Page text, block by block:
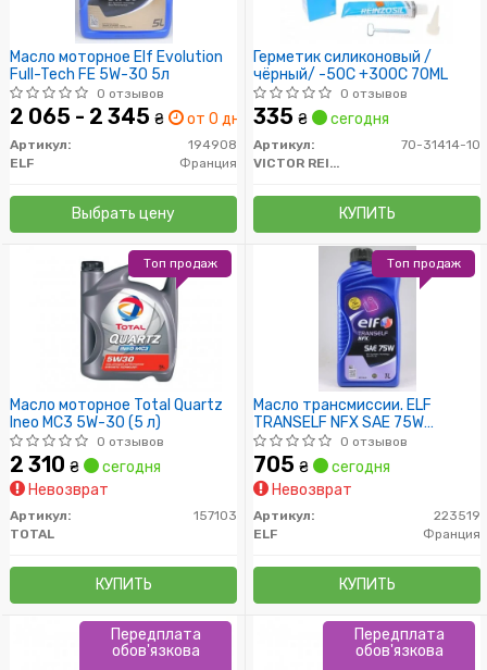
Масло моторное Elf Evolution
Full-Tech FE 5W-30 5л
0 отзывов
2 065 - 2 345 ₴ от 0 дн.
Артикул:
194908
ELF
Франция
Выбрать цену
Герметик силиконовый /
чёрный/ -50C +300C 70ML
0 отзывов
335 ₴ сегодня
Артикул:
70-31414-10
VICTOR REINZ
КУПИТЬ
Масло моторное Total Quartz
Ineo MC3 5W-30 (5 л)
0 отзывов
2 310 ₴
сегодня
Невозврат
Артикул:
157103
TOTAL
КУПИТЬ
Топ продаж
Масло трансмиссии. ELF
TRANSELF NFX SAE 75W
(Канистра 1л)0 отзывов
705 ₴
сегодня
Невозврат
Артикул:
223519
ELF
Франция
КУПИТЬ
Топ продаж
Передплата
обов'язкова
Передплата
обов'язкова